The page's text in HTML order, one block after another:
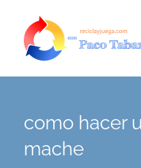
content
como hacer
mache